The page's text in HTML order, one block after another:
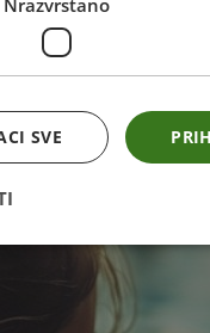
Nrazvrstano
SVE